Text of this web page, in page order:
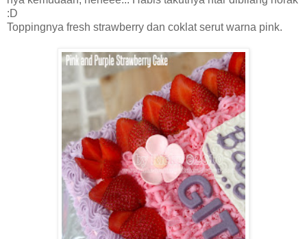
:D
Toppingnya fresh strawberry dan coklat serut warna pink.